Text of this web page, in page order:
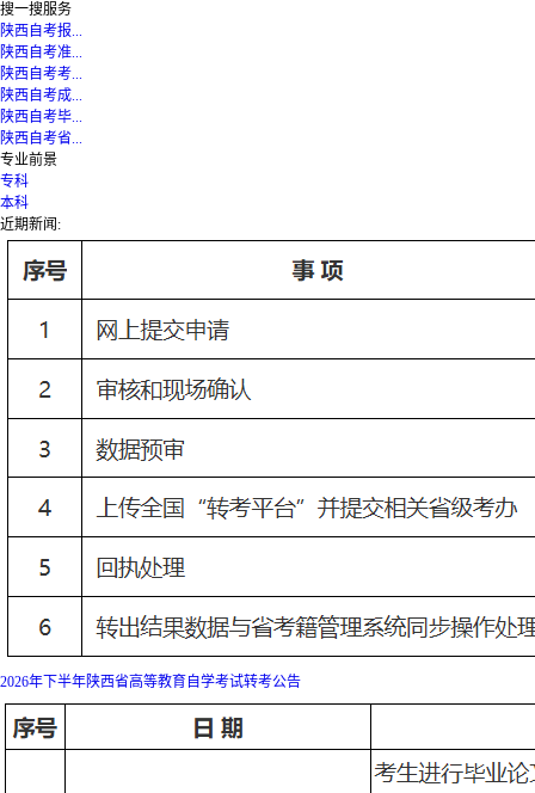
搜一搜服务
陕西自考报...
陕西自考准...
陕西自考考...
陕西自考成...
陕西自考毕...
陕西自考省...
专业前景
专科
本科
近期新闻:
2026年下半年陕西省高等教育自学考试转考公告